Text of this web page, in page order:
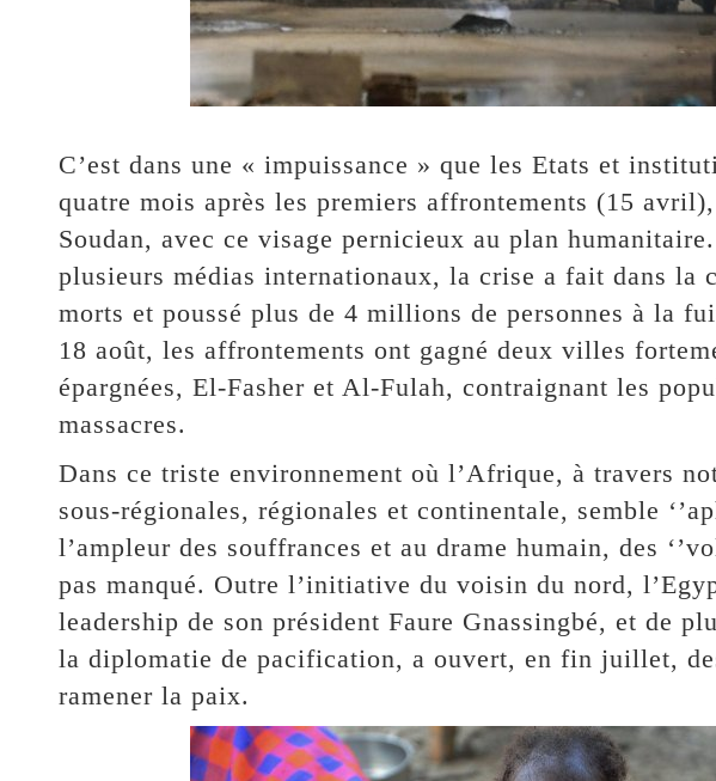
C’est dans une « impuissance » que les Etats et
quatre mois après les premiers affrontements (15
Soudan, avec ce visage pernicieux au plan
plusieurs médias internationaux, la crise a fait dans la
morts et poussé plus de 4 millions de personnes à la
18 août, les affrontements ont gagné deux villes
épargnées, El-Fasher et Al-Fulah, contraignant les
massacres.
Dans ce triste environnement où l’Afrique, à travers
sous-régionales, régionales et continentale, semble
l’ampleur des souffrances et au drame humain, des
pas manqué. Outre l’initiative du voisin du nord,
leadership de son président Faure Gnassingbé, et de
la diplomatie de pacification, a ouvert, en fin juillet,
ramener la paix.